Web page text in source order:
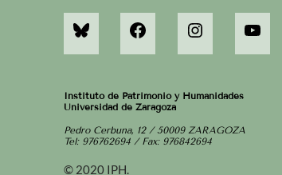
Instituto de Patrimonio y Humanidades
Universidad de Zaragoza
Pedro Cerbuna, 12 / 50009 ZARAGOZA
Tel: 976762694 / Fax: 976842694
© 2020 IPH.